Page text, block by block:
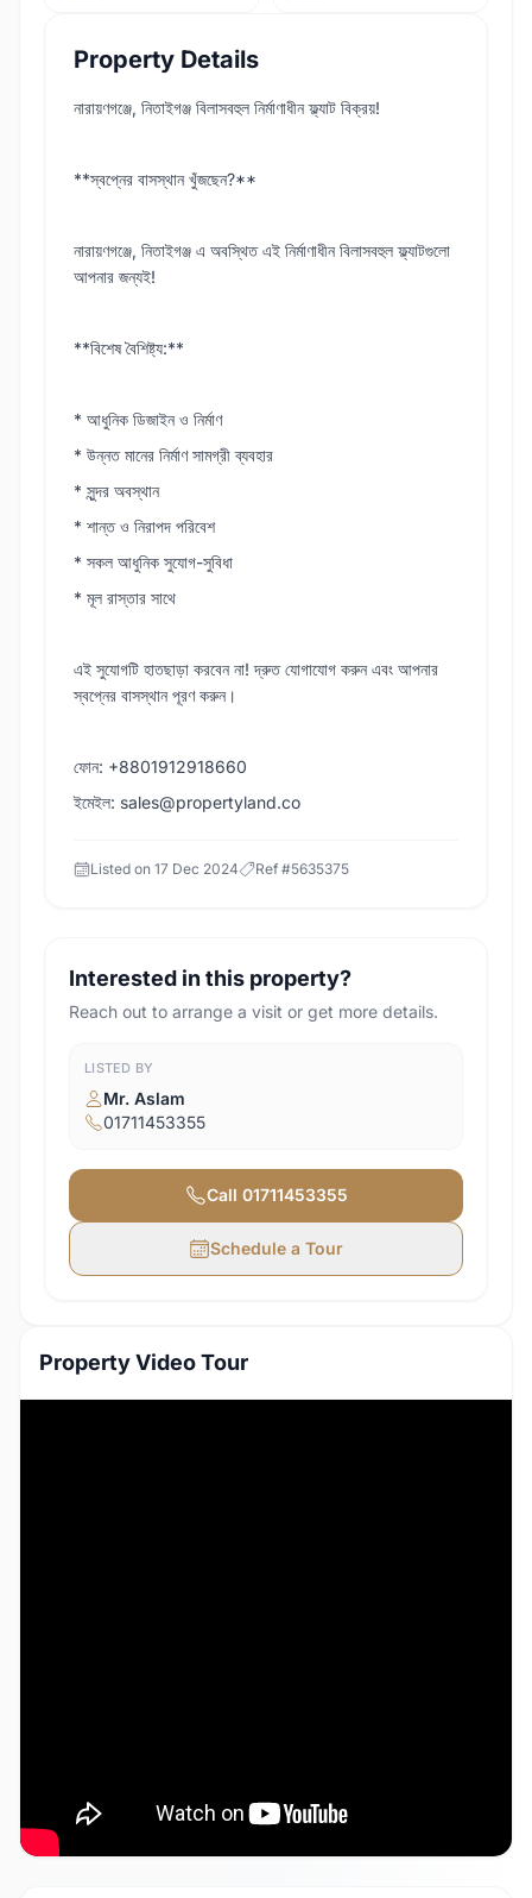
Property Details
নারায়ণগঞ্জে, নিতাইগঞ্জ বিলাসবহুল নির্মাণাধীন ফ্ল্যাট বিক্রয়!
**স্বপ্নের বাসস্থান খুঁজছেন?**
নারায়ণগঞ্জে, নিতাইগঞ্জ এ অবস্থিত এই নির্মাণাধীন বিলাসবহুল ফ্ল্যাটগুলো
আপনার জন্যই!
**বিশেষ বৈশিষ্ট্য:**
* আধুনিক ডিজাইন ও নির্মাণ
* উন্নত মানের নির্মাণ সামগ্রী ব্যবহার
* সুন্দর অবস্থান
* শান্ত ও নিরাপদ পরিবেশ
* সকল আধুনিক সুযোগ-সুবিধা
* মূল রাস্তার সাথে
এই সুযোগটি হাতছাড়া করবেন না! দ্রুত যোগাযোগ করুন এবং আপনার
স্বপ্নের বাসস্থান পূরণ করুন।
ফোন: +8801912918660
ইমেইল: sales@propertyland.co
Listed on 17 Dec 2024 Ref #5635375
Interested in this property?
Reach out to arrange a visit or get more details.
LISTED BY
Mr. Aslam
01711453355
Call 01711453355
Schedule a Tour
Property Video Tour